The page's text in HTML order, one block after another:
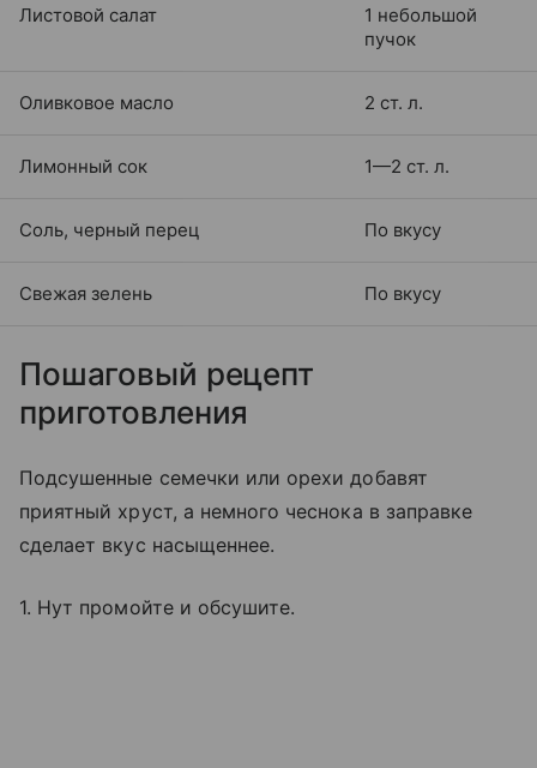
Листовой салат
1 небольшой
пучок
Оливковое масло 2 ст. л.
Лимонный сок 1—2 ст. л.
Соль, черный перец По вкусу
Свежая зелень По вкусу
Пошаговый рецепт
приготовления
Подсушенные семечки или орехи добавят
приятный хруст, а немного чеснока в заправке
сделает вкус насыщеннее.
1. Нут промойте и обсушите.